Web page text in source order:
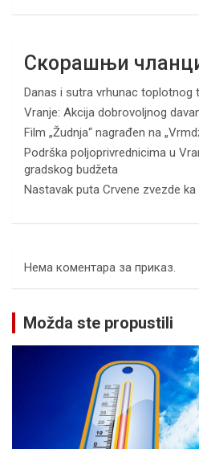
Скорашњи
Danas i sutra vrhunac toplotnog
Vranje: Akcija dobrovoljnog
Film „Žudnja“ nagrađen na
Podrška poljoprivrednicima u
gradskog budžeta
Nastavak puta Crvene zvezde
Нема коментара за приказ.
Možda ste propustili